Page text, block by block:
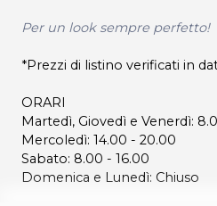
Per un look sempre perfetto!
*Prezzi di listino verificati in
ORARI
Martedì, Giovedì e Venerdì:
Mercoledì: 14.00 - 20.00
Sabato: 8.00 - 16.00
Domenica e Lunedì: Chiuso